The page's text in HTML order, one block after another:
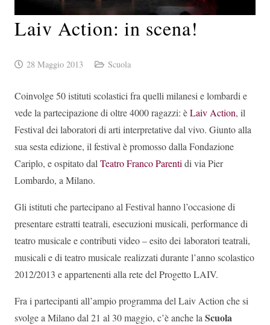
Laiv Action: in scena!
28 Maggio 2013 Scuola
Coinvolge 50 istituti scolastici fra quelli milanesi e lombardi e
vede la partecipazione di oltre 4000 ragazzi: èLaiv Action, il
Festival dei laboratori di arti interpretative dal vivo. Giunto alla
sua sesta edizione, il festival è promosso dalla Fondazione
Cariplo, e ospitato dal Teatro Franco Parenti di via Pier
Lombardo, a Milano.
Gli istituti che partecipano al Festival hanno l’occasione di
presentare estratti teatrali, esecuzioni musicali, performance di
teatro musicale e contributi video – esito dei laboratori teatrali,
musicali e di teatro musicale realizzati durante l’anno scolastico
2012/2013 e appartenenti alla rete del Progetto LAIV.
Fra i partecipanti all’ampio programma del Laiv Action che si
svolge a Milano dal 21 al 30 maggio, c’è anche la Scuola